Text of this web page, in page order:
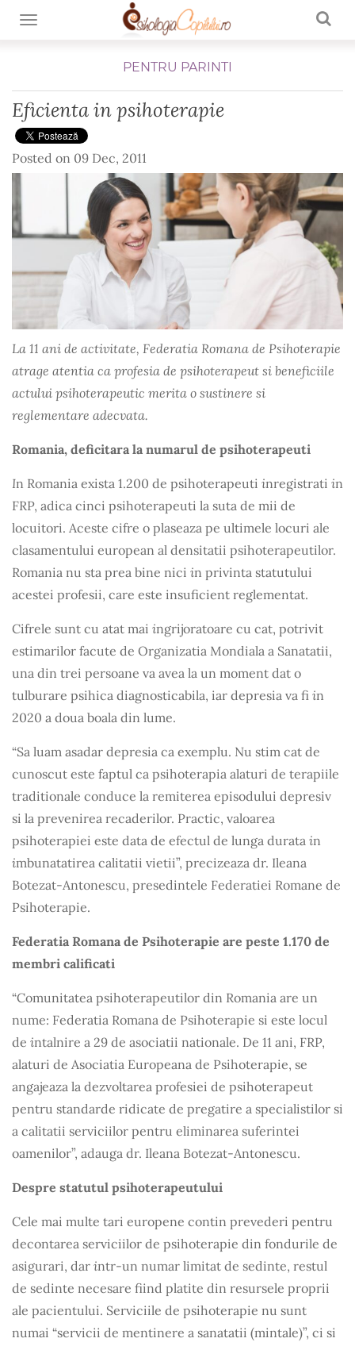
TOGGLE NAVIGATION
PENTRU PARINTI
Eficienta in psihoterapie
Posted on 09 Dec, 2011
La 11 ani de activitate, Federatia Romana de Psihoterapie
atrage atentia ca profesia de psihoterapeut si beneficiile
actului psihoterapeutic merita o sustinere si
reglementare adecvata.
Romania, deficitara la numarul de psihoterapeuti
In Romania exista 1.200 de psihoterapeuti inregistrati in
FRP, adica cinci psihoterapeuti la suta de mii de
locuitori. Aceste cifre o plaseaza pe ultimele locuri ale
clasamentului european al densitatii psihoterapeutilor.
Romania nu sta prea bine nici in privinta statutului
acestei profesii, care este insuficient reglementat.
Cifrele sunt cu atat mai ingrijoratoare cu cat, potrivit
estimarilor facute de Organizatia Mondiala a Sanatatii,
una din trei persoane va avea la un moment dat o
tulburare psihica diagnosticabila, iar depresia va fi in
2020 a doua boala din lume.
“Sa luam asadar depresia ca exemplu. Nu stim cat de
cunoscut este faptul ca psihoterapia alaturi de terapiile
traditionale conduce la remiterea episodului depresiv
si la prevenirea recaderilor. Practic, valoarea
psihoterapiei este data de efectul de lunga durata in
imbunatatirea calitatii vietii”, precizeaza dr. Ileana
Botezat-Antonescu, presedintele Federatiei Romane de
Psihoterapie.
Federatia Romana de Psihoterapie are peste 1.170 de
membri calificati
“Comunitatea psihoterapeutilor din Romania are un
nume: Federatia Romana de Psihoterapie si este locul
de intalnire a 29 de asociatii nationale. De 11 ani, FRP,
alaturi de Asociatia Europeana de Psihoterapie, se
angajeaza la dezvoltarea profesiei de psihoterapeut
pentru standarde ridicate de pregatire a specialistilor si
a calitatii serviciilor pentru eliminarea suferintei
oamenilor”, adauga dr. Ileana Botezat-Antonescu.
Despre statutul psihoterapeutului
Cele mai multe tari europene contin prevederi pentru
decontarea serviciilor de psihoterapie din fondurile de
asigurari, dar intr-un numar limitat de sedinte, restul
de sedinte necesare fiind platite din resursele proprii
ale pacientului. Serviciile de psihoterapie nu sunt
numai “servicii de mentinere a sanatatii (mintale)”, ci si